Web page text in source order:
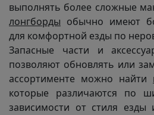
выполнять более сложные
лонгборды обычно имеют
для комфортной езды по
Запасные части и
позволяют обновлять или
ассортименте можно найти
которые различаются по
зависимости от стиля